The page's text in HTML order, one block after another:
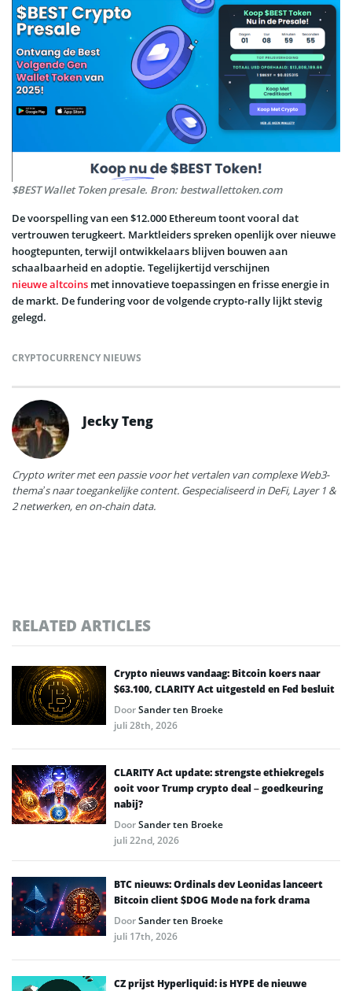
$BEST Wallet Token presale. Bron: bestwallettoken.com
De voorspelling van een $12.000 Ethereum toont vooral dat
vertrouwen terugkeert. Marktleiders spreken openlijk over nieuwe
hoogtepunten, terwijl ontwikkelaars blijven bouwen aan
schaalbaarheid en adoptie. Tegelijkertijd verschijnen
nieuwe altcoins met innovatieve toepassingen en frisse energie in
de markt. De fundering voor de volgende crypto-rally lijkt stevig
gelegd.
CRYPTOCURRENCY NIEUWS
Jecky Teng
Crypto writer met een passie voor het vertalen van complexe Web3-
thema’s naar toegankelijke content. Gespecialiseerd in DeFi, Layer 1 &
2 netwerken, en on-chain data.
RELATED ARTICLES
Crypto nieuws vandaag: Bitcoin koers naar
$63.100, CLARITY Act uitgesteld en Fed besluit
DoorSander ten Broeke
juli 28th, 2026
CLARITY Act update: strengste ethiekregels
ooit voor Trump crypto deal – goedkeuring
nabij?
DoorSander ten Broeke
juli 22nd, 2026
BTC nieuws: Ordinals dev Leonidas lanceert
Bitcoin client $DOG Mode na fork drama
DoorSander ten Broeke
juli 17th, 2026
CZ prijst Hyperliquid: is HYPE de nieuwe